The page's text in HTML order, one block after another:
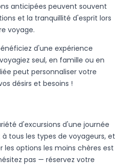
anticipées peuvent souvent
et la tranquillité d'esprit lors
voyage.
d'une expérience
seul, en famille ou en
peut personnaliser votre
désirs et besoins !
d'excursions d'une journée
tous les types de voyageurs, et
les options les moins chères est
pas — réservez votre